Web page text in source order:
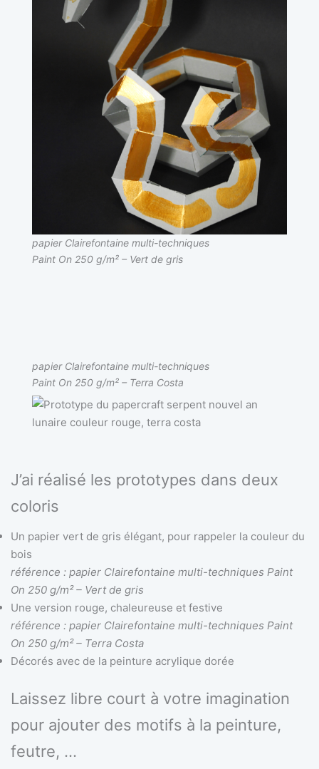
papier Clairefontaine multi-techniques
Paint On 250 g/m² – Vert de gris
papier Clairefontaine multi-techniques
Paint On 250 g/m² – Terra Costa
J’ai réalisé les prototypes dans deux
coloris
Un papier vert de gris élégant, pour rappeler la couleur du
bois
référence : papier Clairefontaine multi-techniques Paint
On 250 g/m² – Vert de gris
Une version rouge, chaleureuse et festive
référence : papier Clairefontaine multi-techniques Paint
On 250 g/m² – Terra Costa
Décorés avec de la peinture acrylique dorée
Laissez libre court à votre imagination
pour ajouter des motifs à la peinture,
feutre, …